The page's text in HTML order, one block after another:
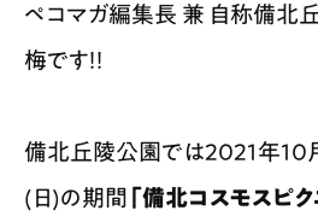
プライバシーポリシー イン
ペコマガ編集長 兼 自称備北
梅です！！
備北丘陵公園では2021年10
(日)の期間 「備北コスモスピク